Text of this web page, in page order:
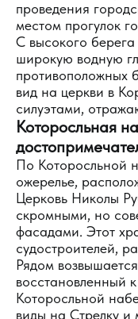
проведения
местом прогулок
С высокого
широкую водную
противоположных
вид на церкви в
силуэтами,
Которосльная
По Которосльной
ожерелье,
Церковь Николы
скромными, но
фасадами. Этот
судостроителей,
Рядом
восстановленный
Которосльной
виды на Стрелку и